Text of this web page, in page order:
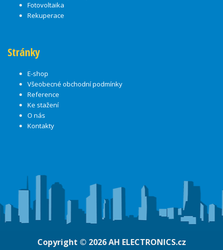
Fotovoltaika
Rekuperace
Stránky
E-shop
Všeobecné obchodní podmínky
Reference
Ke stažení
O nás
Kontakty
Copyright © 2026AH ELECTRONICS.cz